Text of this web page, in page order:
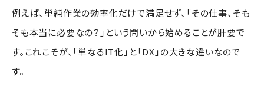
例えば、単純作業の効率化だけで満足せず、「その仕事、そも
そも本当に必要なの？」という問いから始めることが肝要で
す。これこそが、「単なるIT化」と「DX」の大きな違いなので
す。